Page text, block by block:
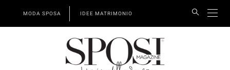
MODA SPOSA IDEE MATRIMONIO